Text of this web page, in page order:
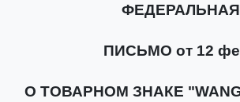
ПИСЬМО от 12
О ТОВАРНОМ ЗНАКЕ